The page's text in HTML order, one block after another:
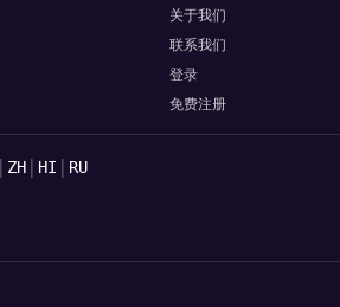
关于我们
联系我们
登录
免费注册
| ZH | HI | RU